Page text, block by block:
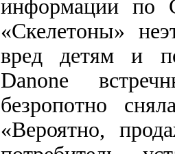
информации по
«Скелетоны»
вред детям и
Danone
безропотно
«Вероятно,